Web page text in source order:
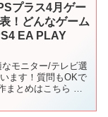
プラス4月ゲー
！どんなゲーム
EA PLAY
モニター/テレビ選
ます！質問もOKで
とめはこちら 〇